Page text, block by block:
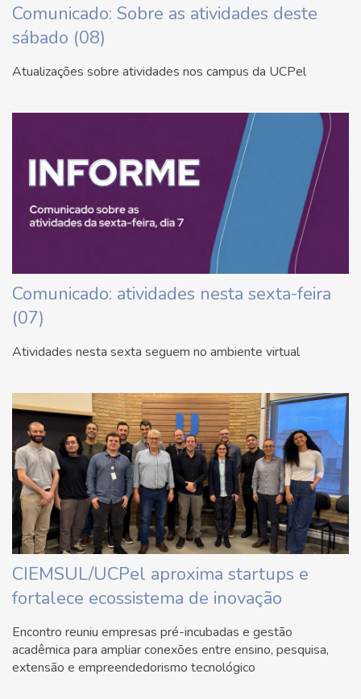
Comunicado: Sobre as atividades deste
sábado (08)
Atualizações sobre atividades nos campus da UCPel
Comunicado: atividades nesta sexta-feira
(07)
Atividades nesta sexta seguem no ambiente virtual
CIEMSUL/UCPel aproxima startups e
fortalece ecossistema de inovação
Encontro reuniu empresas pré-incubadas e gestão
acadêmica para ampliar conexões entre ensino, pesquisa,
extensão e empreendedorismo tecnológico